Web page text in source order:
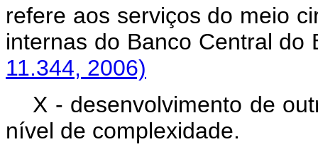
refere aos serviços do meio
internas do Banco
11.344, 2006)
X - desenvolvimento de
nível de